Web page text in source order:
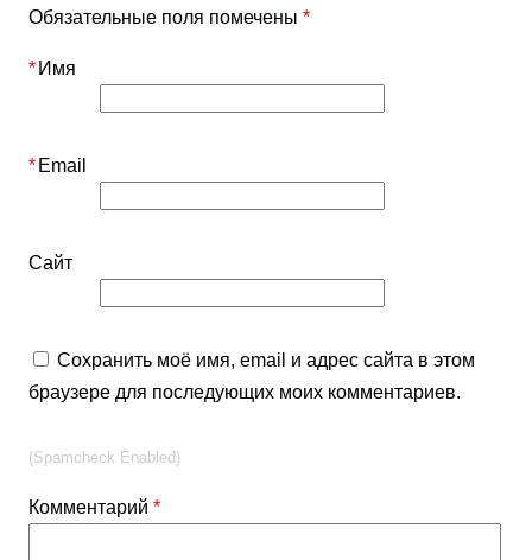
Обязательные поля помечены*
Комментарий*
Имя
*
Email
*
Сайт
Сохранить моё имя, email и адрес сайта в этом
браузере для последующих моих комментариев.
(Spamcheck Enabled)